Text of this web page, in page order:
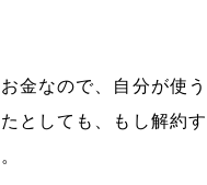
金なので、自分が使う
としても、もし解約す